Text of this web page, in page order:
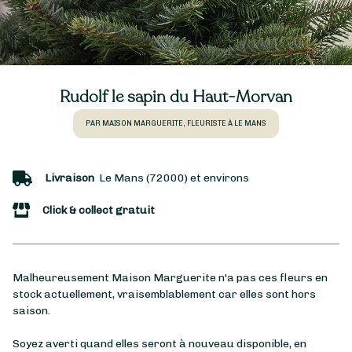
Rudolf le sapin du Haut-Morvan
PAR MAISON MARGUERITE, FLEURISTE À LE MANS
Livraison Le Mans (72000) et environs
Click & collect gratuit
Malheureusement Maison Marguerite n'a pas ces fleurs en
stock actuellement, vraisemblablement car elles sont hors
saison.
Soyez averti quand elles seront à nouveau disponible, en